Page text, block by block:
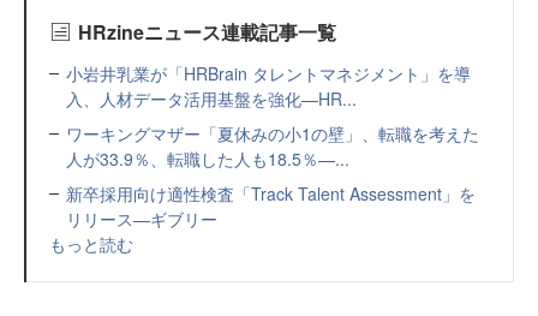
HRzineニュース連載記事一覧
小岩井乳業が「HRBrain タレントマネジメント」を導
入、人材データ活用基盤を強化—HR...
ワーキングマザー「夏休みの小1の壁」、転職を考えた
人が33.9％、転職した人も18.5％—...
新卒採用向け適性検査「Track Talent Assessment」を
リリース—ギブリー
もっと読む